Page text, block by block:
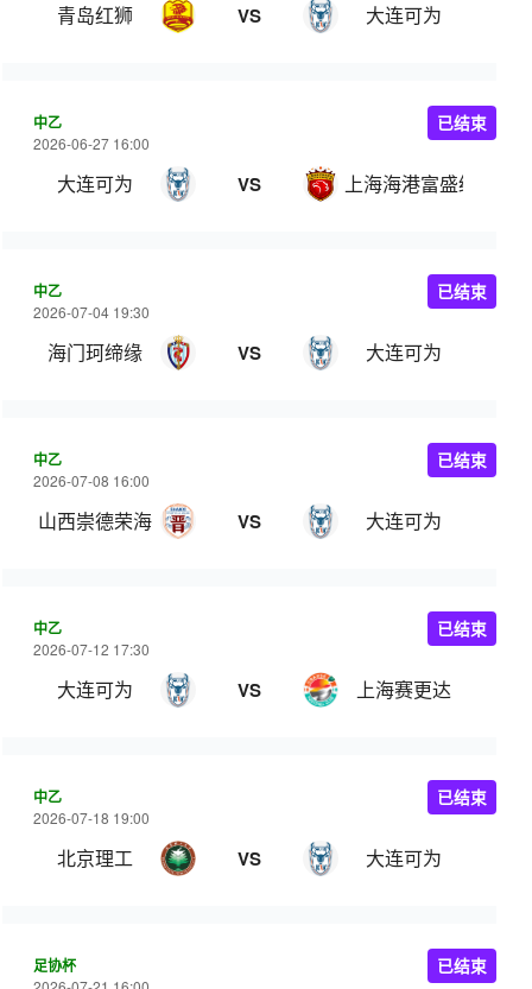
青岛红狮 VS 大连可为
中乙
2026-06-27 16:00
大连可为 VS 上海海港富盛经开
已结束
中乙
2026-07-04 19:30
海门珂缔缘 VS 大连可为
已结束
中乙
2026-07-08 16:00
山西崇德荣海 VS 大连可为
已结束
中乙
2026-07-12 17:30
大连可为 VS 上海赛更达
已结束
中乙
2026-07-18 19:00
北京理工 VS 大连可为
已结束
足协杯 已结束